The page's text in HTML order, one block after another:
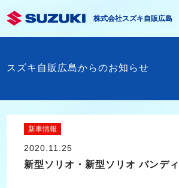
株式会社スズキ自販広島
スズキ自販広島からのお知らせ
新車情報
2020.11.25
新型ソリオ・新型ソリオ バンデ